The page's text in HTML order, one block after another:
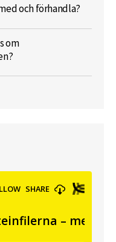
och förhandla?
om